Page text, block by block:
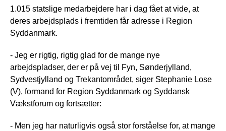
1.015 statslige medarbejdere har i dag fået at vide, at
deres arbejdsplads i fremtiden får adresse i Region
Syddanmark.
- Jeg er rigtig, rigtig glad for de mange nye
arbejdspladser, der er på vej til Fyn, Sønderjylland,
Sydvestjylland og Trekantområdet, siger Stephanie Lose
(V), formand for Region Syddanmark og Syddansk
Vækstforum og fortsætter:
- Men jeg har naturligvis også stor forståelse for, at mange